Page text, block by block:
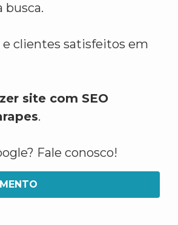
busca.
e clientes satisfeitos em
site com SEO
.
Fale conosco!